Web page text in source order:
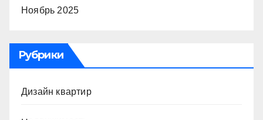
Ноябрь 2025
Рубрики
Дизайн квартир